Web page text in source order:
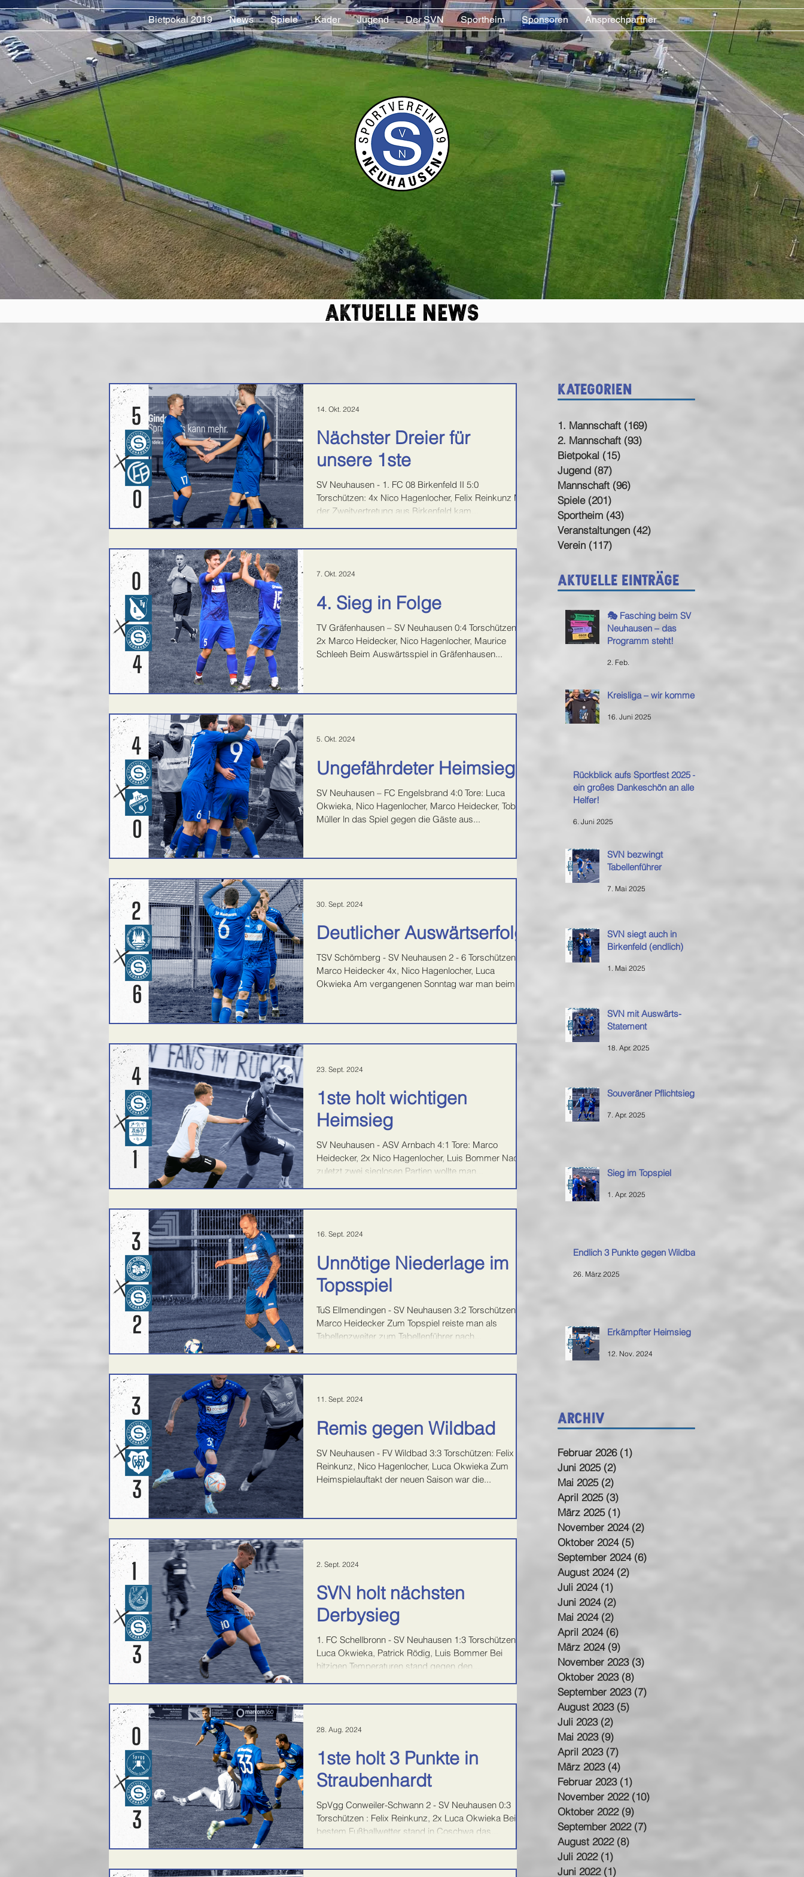
Bietpokal 2019 News Spiele Kader Jugend Der SVN Sportheim Sponsoren Ansprechpartner
aktuelle news
Nächster Dreier für
unsere 1ste
SV Neuhausen - 1. FC 08 Birkenfeld II 5:0
Torschützen: 4x Nico Hagenlocher, Felix Reinkunz Mit
der Zweitvertretung aus Birkenfeld kam...
14. Okt. 2024
4. Sieg in Folge
TV Gräfenhausen – SV Neuhausen 0:4 Torschützen:
2x Marco Heidecker, Nico Hagenlocher, Maurice
Schleeh Beim Auswärtsspiel in Gräfenhausen...
7. Okt. 2024
Ungefährdeter Heimsieg
SV Neuhausen – FC Engelsbrand 4:0 Tore: Luca
Okwieka, Nico Hagenlocher, Marco Heidecker, Tobias
Müller ln das Spiel gegen die Gäste aus...
5. Okt. 2024
Deutlicher Auswärtserfolg
TSV Schömberg - SV Neuhausen 2 - 6 Torschützen:
Marco Heidecker 4x, Nico Hagenlocher, Luca
Okwieka Am vergangenen Sonntag war man beim...
30. Sept. 2024
1ste holt wichtigen
Heimsieg
SV Neuhausen - ASV Arnbach 4:1 Tore: Marco
Heidecker, 2x Nico Hagenlocher, Luis Bommer Nach
zuletzt zwei sieglosen Partien wollte man...
23. Sept. 2024
Unnötige Niederlage im
Topsspiel
TuS Ellmendingen - SV Neuhausen 3:2 Torschützen: 2x
Marco Heidecker Zum Topspiel reiste man als
Tabellenzweiter zum Tabellenführer nach...
16. Sept. 2024
Remis gegen Wildbad
SV Neuhausen - FV Wildbad 3:3 Torschützen: Felix
Reinkunz, Nico Hagenlocher, Luca Okwieka Zum
Heimspielauftakt der neuen Saison war die...
11. Sept. 2024
SVN holt nächsten
Derbysieg
1. FC Schellbronn - SV Neuhausen 1:3 Torschützen:
Luca Okwieka, Patrick Rödig, Luis Bommer Bei
hitzigen Temperaturen stand gegen den...
2. Sept. 2024
1ste holt 3 Punkte in
Straubenhardt
SpVgg Conweiler-Schwann 2 - SV Neuhausen 0:3
Torschützen : Felix Reinkunz, 2x Luca Okwieka Bei
bestem Fußballwetter stand in Coschwa das...
28. Aug. 2024
Kategorien
1. Mannschaft (169)
2. Mannschaft (93)
Bietpokal (15)
Jugend (87)
Mannschaft (96)
Spiele (201)
Sportheim (43)
Veranstaltungen (42)
Verein (117)
Aktuelle Einträge
🎭 Fasching beim SV
Neuhausen – das
Programm steht!
2. Feb.
Kreisliga – wir kommen!
16. Juni 2025
Rückblick aufs Sportfest 2025 –
ein großes Dankeschön an alle
Helfer!
6. Juni 2025
SVN bezwingt
Tabellenführer
7. Mai 2025
SVN siegt auch in
Birkenfeld (endlich)
1. Mai 2025
SVN mit Auswärts-
Statement
18. Apr. 2025
Souveräner Pflichtsieg
7. Apr. 2025
Sieg im Topspiel
1. Apr. 2025
Endlich 3 Punkte gegen Wildbad
26. März 2025
Erkämpfter Heimsieg
12. Nov. 2024
Archiv
Februar 2026 (1)
Juni 2025 (2)
Mai 2025 (2)
April 2025 (3)
März 2025 (1)
November 2024 (2)
Oktober 2024 (5)
September 2024 (6)
August 2024 (2)
Juli 2024 (1)
Juni 2024 (2)
Mai 2024 (2)
April 2024 (6)
März 2024 (9)
November 2023 (3)
Oktober 2023 (8)
September 2023 (7)
August 2023 (5)
Juli 2023 (2)
Mai 2023 (9)
April 2023 (7)
März 2023 (4)
Februar 2023 (1)
November 2022 (10)
Oktober 2022 (9)
September 2022 (7)
August 2022 (8)
Juli 2022 (1)
Juni 2022 (1)